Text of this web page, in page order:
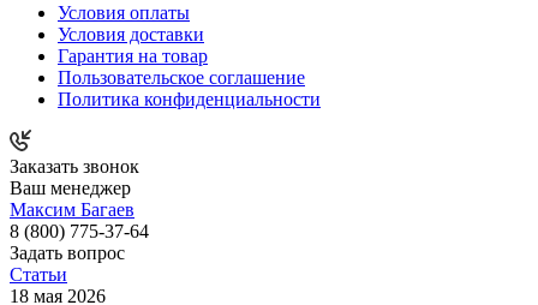
Условия оплаты
Условия доставки
Гарантия на товар
Пользовательское соглашение
Политика конфиденциальности
Заказать звонок
Ваш менеджер
Максим Багаев
8 (800) 775-37-64
Задать вопрос
Статьи
18 мая 2026